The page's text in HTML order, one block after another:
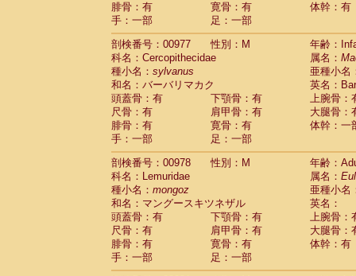
腓骨：有
寛骨：有
体幹：有
手：一部
足：一部
剖検番号：00977
性別：M
年齢：
科名：Cercopithecidae
属名：
種小名： sylvanus
亜種小名
和名：バーバリマカク
英名：
頭蓋骨：有
下顎骨：有
上腕骨：
尺骨：有
肩甲骨：有
大腿骨：
腓骨：有
寛骨：有
体幹：一
手：一部
足：一部
剖検番号：00978
性別：M
年齢：
科名：Lemuridae
属名：
種小名： mongoz
亜種小名
和名：マングースキツネザル
英名：
頭蓋骨：有
下顎骨：有
上腕骨：
尺骨：有
肩甲骨：有
大腿骨：
腓骨：有
寛骨：有
体幹：有
手：一部
足：一部